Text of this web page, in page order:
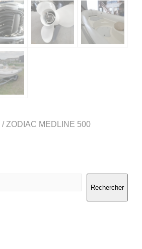
/ ZODIAC MEDLINE 500
Rechercher